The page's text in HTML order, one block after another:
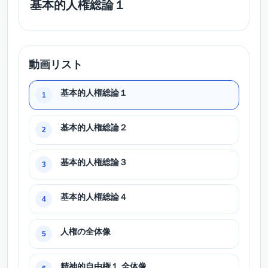
基本的人権総論１
動画リスト
1 基本的人権総論１
2 基本的人権総論２
3 基本的人権総論３
4 基本的人権総論４
5 人権の全体像
精神的自由権１ 全体像